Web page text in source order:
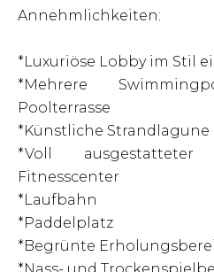
Annehmlichkeiten:
*Luxuriöse Lobby im Stil
*Mehrere
Poolterrasse
*Künstliche Strandlagune
*Voll
Fitnesscenter
*Laufbahn
*Paddelplatz
*Begrünte